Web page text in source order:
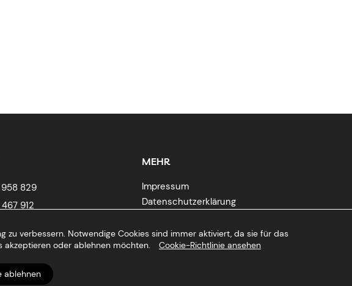
829
912
MEHR
Impressum
Datenschutzerklärung
Cookie-Richtlinie
zu verbessern. Notwendige Cookies sind immer aktiviert, da sie für das
akzeptieren oder ablehnen möchten.
Cookie-Richtlinie ansehen
ablehnen